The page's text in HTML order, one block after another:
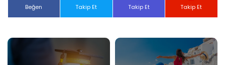
Beğen Takip Et Takip Et Takip Et